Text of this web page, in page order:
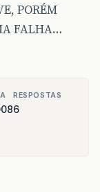
PORÉM
FALHA…
RESPOSTAS
6